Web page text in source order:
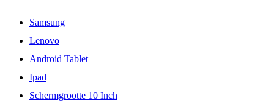
Samsung
Lenovo
Android Tablet
Ipad
Schermgrootte 10 Inch